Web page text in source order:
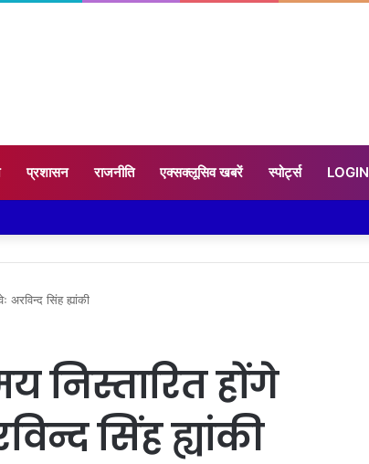
प्रशासन राजनीति एक्सक्लूसिव खबरें स्पोर्ट्स LOGIN
अरविन्द सिंह ह्यांकी
निस्तारित होंगे
सिंह ह्यांकी